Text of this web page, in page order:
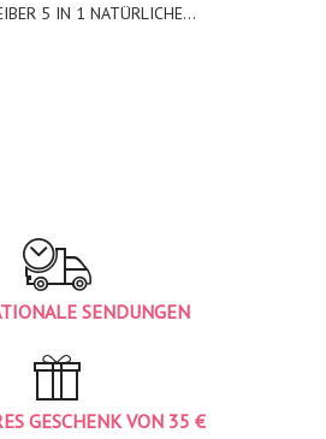
5 IN 1 NATÜRLICHE...
SENDUNGEN
GESCHENK VON 35 €